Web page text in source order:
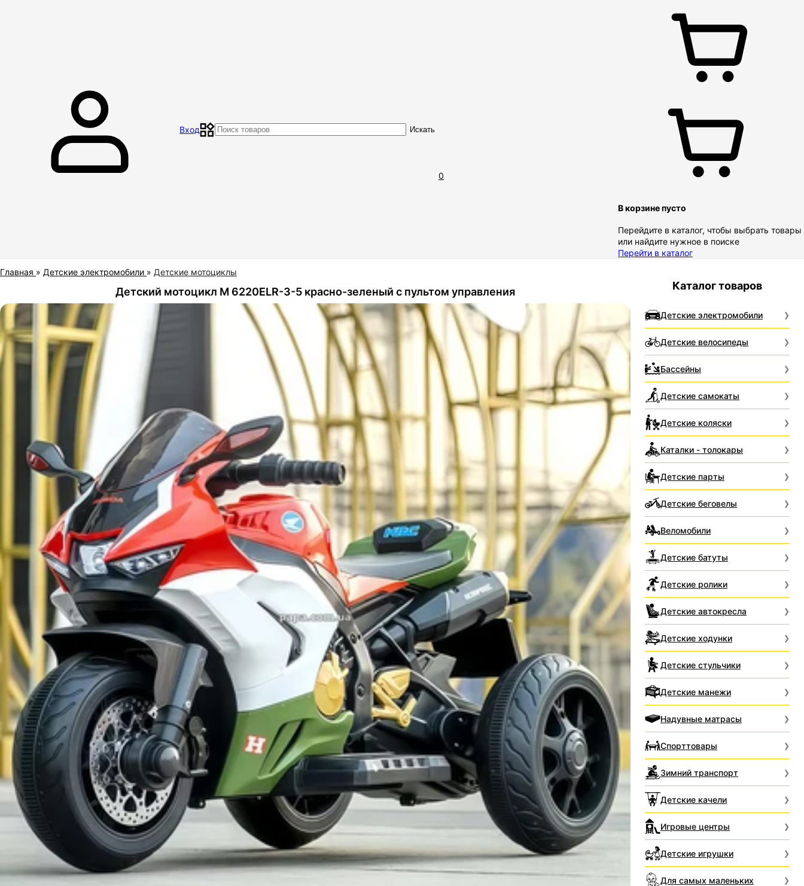
МагазинКонтакты ОтзывыДоставка и оплатаОбмен и возврат товара
Вход Искать
0
В корзине пусто
Перейдите в каталог, чтобы выбрать товары
или найдите нужное в поиске
Перейти в каталог
Главная » Детские электромобили » Детские мотоциклы
Детский мотоцикл M 6220ELR-3-5 красно-зеленый с пультом управления Каталог товаров
Детские электромобили
Детские велосипеды
Бассейны
Детские самокаты
Детские коляски
Каталки - толокары
Детские парты
Детские беговелы
Веломобили
Детские батуты
Детские ролики
Детские автокресла
Детские ходунки
Детские стульчики
Детские манежи
Надувные матрасы
Спорттовары
Зимний транспорт
Детские качели
Игровые центры
Детские игрушки
Для самых маленьких